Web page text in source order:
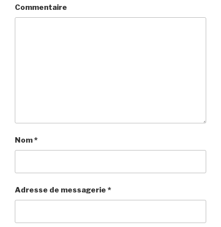
Commentaire
Nom*
Adresse de messagerie *